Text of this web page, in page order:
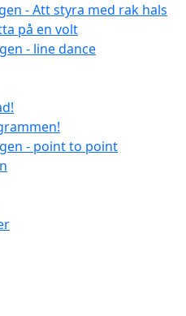
- Att styra med rak hals
på en volt
- line dance
- point to point